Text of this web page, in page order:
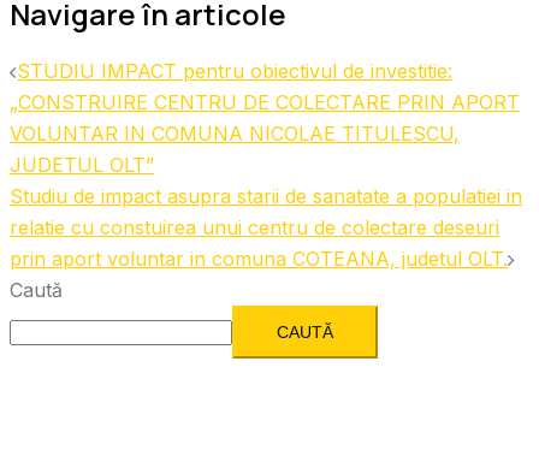
Navigare în articole
STUDIU IMPACT pentru obiectivul de investitie:
„CONSTRUIRE CENTRU DE COLECTARE PRIN APORT
VOLUNTAR IN COMUNA NICOLAE TITULESCU,
JUDETUL OLT”
Studiu de impact asupra starii de sanatate a populatiei in
relatie cu constuirea unui centru de colectare deseuri
prin aport voluntar in comuna COTEANA, judetul OLT.
Caută
CAUTĂ